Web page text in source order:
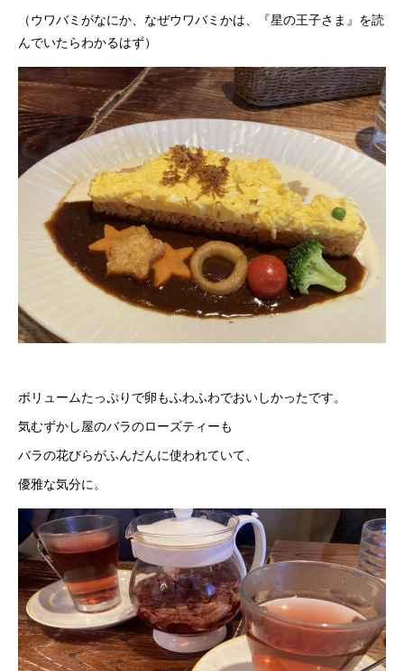
（ウワバミがなにか、なぜウワバミかは、『星の王子さま』を読
んでいたらわかるはず）
ボリュームたっぷりで卵もふわふわでおいしかったです。
気むずかし屋のバラのローズティーも
バラの花びらがふんだんに使われていて、
優雅な気分に。